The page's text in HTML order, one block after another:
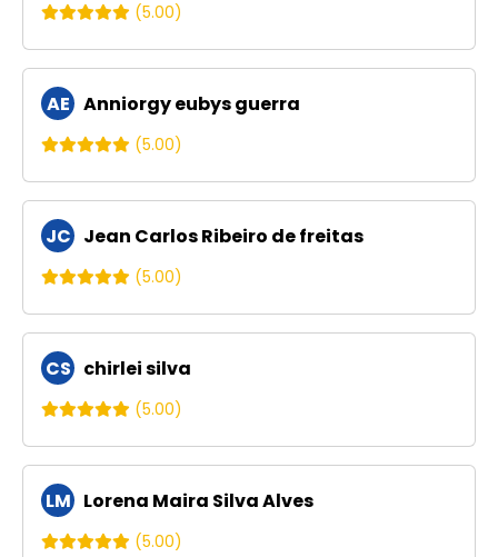
(5.00)
AE Anniorgy eubys guerra
(5.00)
JC Jean Carlos Ribeiro de freitas
(5.00)
CS chirlei silva
(5.00)
LM Lorena Maira Silva Alves
(5.00)